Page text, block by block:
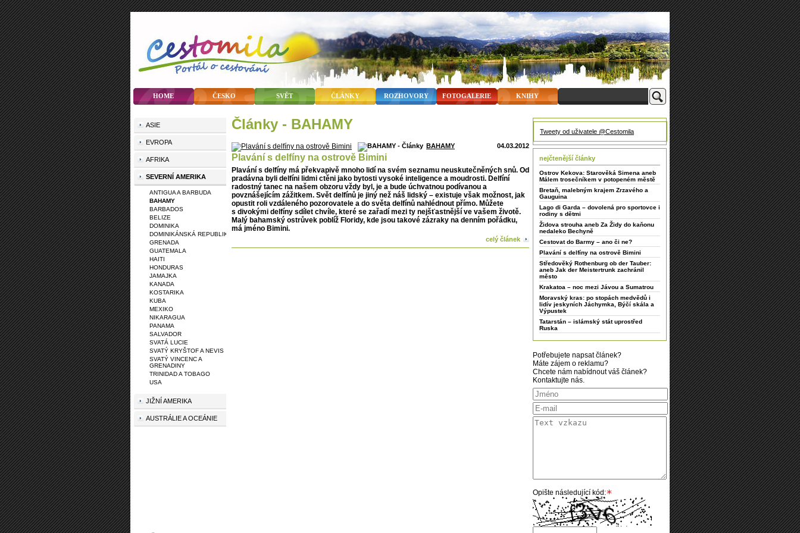
HOME ČESKO SVĚT ČLÁNKY ROZHOVORY FOTOGALERIE KNIHY
články - BAHAMY
04.03.2012
BAHAMY
Plavání s delfíny na ostrově Bimini
Plavání s delfíny má překvapivě mnoho lidí na svém seznamu neuskutečněných snů. Od
pradávna byli delfíni lidmi ctěni jako bytosti vysoké inteligence a moudrosti. Delfíní
radostný tanec na našem obzoru vždy byl, je a bude úchvatnou podívanou a
povznášejícím zážitkem. Svět delfínů je jiný než náš lidský – existuje však možnost, jak
opustit roli vzdáleného pozorovatele a do světa delfínů nahlédnout přímo. Můžete
s divokými delfíny sdílet chvíle, které se zařadí mezi ty nejšťastnější ve vašem životě.
Malý bahamský ostrůvek poblíž Floridy, kde jsou takové zázraky na denním pořádku,
má jméno Bimini.
celý článek
ASIE
EVROPA
AFRIKA
SEVERNÍ AMERIKA
ANTIGUA A BARBUDA
BAHAMY
BARBADOS
BELIZE
DOMINIKA
DOMINIKÁNSKÁ REPUBLIKA
GRENADA
GUATEMALA
HAITI
HONDURAS
JAMAJKA
KANADA
KOSTARIKA
KUBA
MEXIKO
NIKARAGUA
PANAMA
SALVADOR
SVATÁ LUCIE
SVATÝ KRYŠTOF A NEVIS
SVATÝ VINCENC A
GRENADINY
TRINIDAD A TOBAGO
USA
JIŽNÍ AMERIKA
AUSTRÁLIE A OCEÁNIE
Tweety od uživatele @Cestomila
nejčtenější články
Ostrov Kekova: Starověká Simena aneb
Málem trosečníkem v potopeném městě
Bretaň, malebným krajem Zrzavého a
Gauguina
Lago di Garda – dovolená pro sportovce i
rodiny s dětmi
Židova strouha aneb Za Židy do kaňonu
nedaleko Bechyně
Cestovat do Barmy – ano či ne?
Plavání s delfíny na ostrově Bimini
Středověký Rothenburg ob der Tauber:
aneb Jak der Meistertrunk zachránil
město
Krakatoa – noc mezi Jávou a Sumatrou
Moravský kras: po stopách medvědů i
lidív jeskyních Jáchymka, Býčí skála a
Výpustek
Tatarstán – islámský stát uprostřed
Ruska
Potřebujete napsat článek?
Máte zájem o reklamu?
Chcete nám nabídnout váš článek?
Kontaktujte nás.
Opište následující kód: